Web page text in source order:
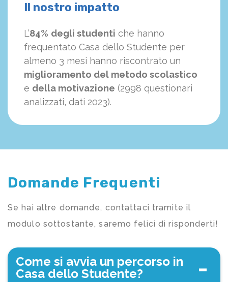
Il nostro impatto
L’84% degli studenti che hanno
frequentato Casa dello Studente per
almeno 3 mesi hanno riscontrato un
miglioramento del metodo scolastico
e della motivazione (2998 questionari
analizzati, dati 2023).
Domande Frequenti
Se hai altre domande, contattaci tramite il
modulo sottostante, saremo felici di risponderti!
Come si avvia un percorso in
Casa dello Studente?